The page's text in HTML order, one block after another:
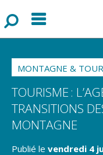
Menu
MONTAGNE &
TOURISME :
TRANSITIONS
MONTAGNE
Publié le vendredi 4